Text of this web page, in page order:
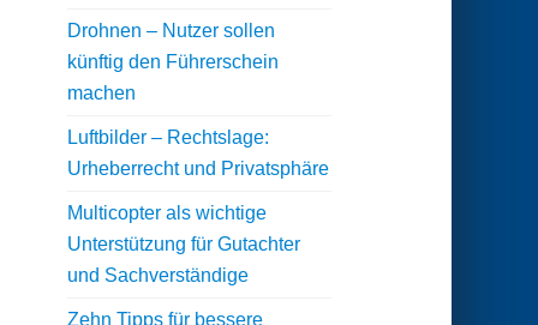
Drohnen – Nutzer sollen
künftig den Führerschein
machen
Luftbilder – Rechtslage:
Urheberrecht und Privatsphäre
Multicopter als wichtige
Unterstützung für Gutachter
und Sachverständige
Zehn Tipps für bessere